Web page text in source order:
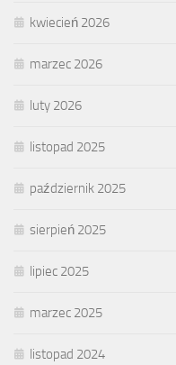
kwiecień 2026
marzec 2026
luty 2026
listopad 2025
październik 2025
sierpień 2025
lipiec 2025
marzec 2025
listopad 2024